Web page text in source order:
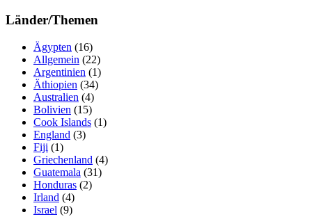
Länder/Themen
Ägypten (16)
Allgemein (22)
Argentinien (1)
Äthiopien (34)
Australien (4)
Bolivien (15)
Cook Islands (1)
England (3)
Fiji (1)
Griechenland (4)
Guatemala (31)
Honduras (2)
Irland (4)
Israel (9)